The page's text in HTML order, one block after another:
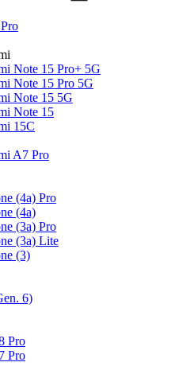
Note 15 Pro+ 5G
Note 15 Pro 5G
Note 15 5G
Note 15
15C
A7 Pro
(4a) Pro
(4a)
(3a) Pro
(3a) Lite
(3)
6)
Pro
Pro